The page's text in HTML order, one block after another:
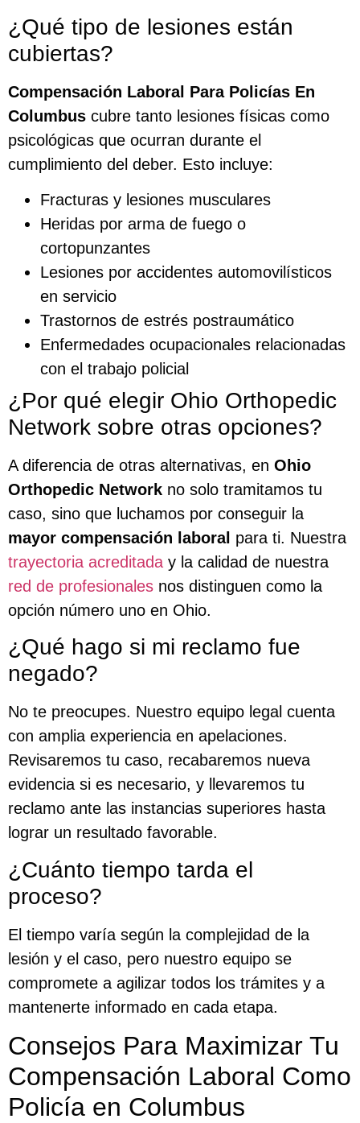
¿Qué tipo de lesiones están
cubiertas?
Compensación Laboral Para Policías En
Columbus cubre tanto lesiones físicas como
psicológicas que ocurran durante el
cumplimiento del deber. Esto incluye:
Fracturas y lesiones musculares
Heridas por arma de fuego o
cortopunzantes
Lesiones por accidentes automovilísticos
en servicio
Trastornos de estrés postraumático
Enfermedades ocupacionales relacionadas
con el trabajo policial
¿Por qué elegir Ohio Orthopedic
Network sobre otras opciones?
A diferencia de otras alternativas, en Ohio
Orthopedic Network no solo tramitamos tu
caso, sino que luchamos por conseguir la
mayor compensación laboral para ti. Nuestra
trayectoria acreditada y la calidad de nuestra
red de profesionales nos distinguen como la
opción número uno en Ohio.
¿Qué hago si mi reclamo fue
negado?
No te preocupes. Nuestro equipo legal cuenta
con amplia experiencia en apelaciones.
Revisaremos tu caso, recabaremos nueva
evidencia si es necesario, y llevaremos tu
reclamo ante las instancias superiores hasta
lograr un resultado favorable.
¿Cuánto tiempo tarda el
proceso?
El tiempo varía según la complejidad de la
lesión y el caso, pero nuestro equipo se
compromete a agilizar todos los trámites y a
mantenerte informado en cada etapa.
Consejos Para Maximizar Tu
Compensación Laboral Como
Policía en Columbus